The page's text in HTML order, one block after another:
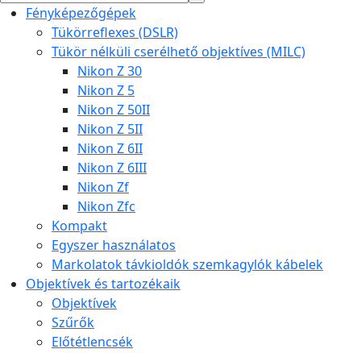
Fényképezőgépek
Tükörreflexes (DSLR)
Tükör nélküli cserélhető objektíves (MILC)
Nikon Z 30
Nikon Z 5
Nikon Z 50II
Nikon Z 5II
Nikon Z 6II
Nikon Z 6III
Nikon Zf
Nikon Zfc
Kompakt
Egyszer használatos
Markolatok távkioldók szemkagylók kábelek
Objektívek és tartozékaik
Objektívek
Szűrők
Előtétlencsék